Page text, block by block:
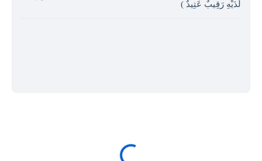
لَدَيْهِ رَقِيبٌ عَتِيدٌ )